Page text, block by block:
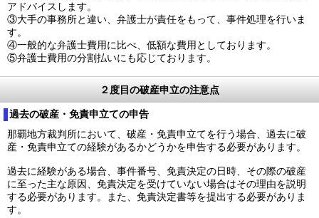
アドバイスします。
③大手の事務所と違い、弁護士が責任をもって、事件処理を行いま
す。
④一般的な弁護士費用に比べ、低額な費用としております。
⑤弁護士費用の分割払いにも応じております。
２度目の破産申立の注意点
過去の破産・免責申立ての申告
那覇地方裁判所において、破産・免責申立てを行う場合、過去に破
産・免責申立ての経験があるかどうかを申告する必要があります。
過去に経験がある場合、事件番号、免責決定の日時、その際の破産
に至った主な原因、免責決定を受けていない場合はその理由を説明
する必要があります。また、免責決定書等を提出する必要がありま
す。